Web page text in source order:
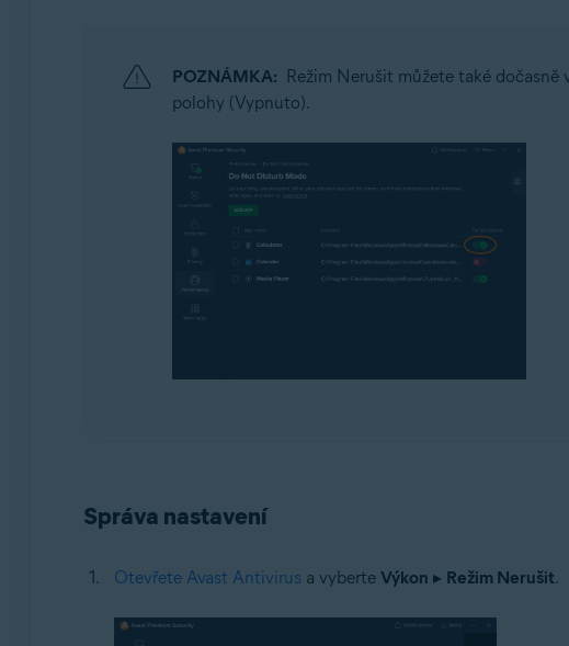
POZNÁMKA:
Režim Nerušit můžete také
polohy (Vypnuto).
Správa nastavení
Otevřete Avast Antivirus a vyberte Výkon ▸ Režim Nerušit.